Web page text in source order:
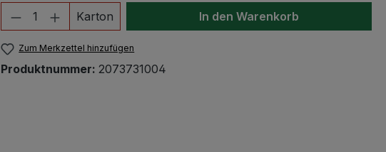
Produkt Anzahl: Gib den gewünschten Wert
Karton In den Warenkorb
Zum Merkzettel hinzufügen
Produktnummer: 2073731004